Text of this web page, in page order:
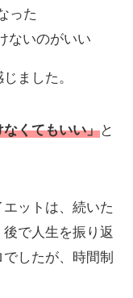
った
ないのがいい
ました。
くてもいい」と
ットは、続いた
で人生を振り返
したが、時間制